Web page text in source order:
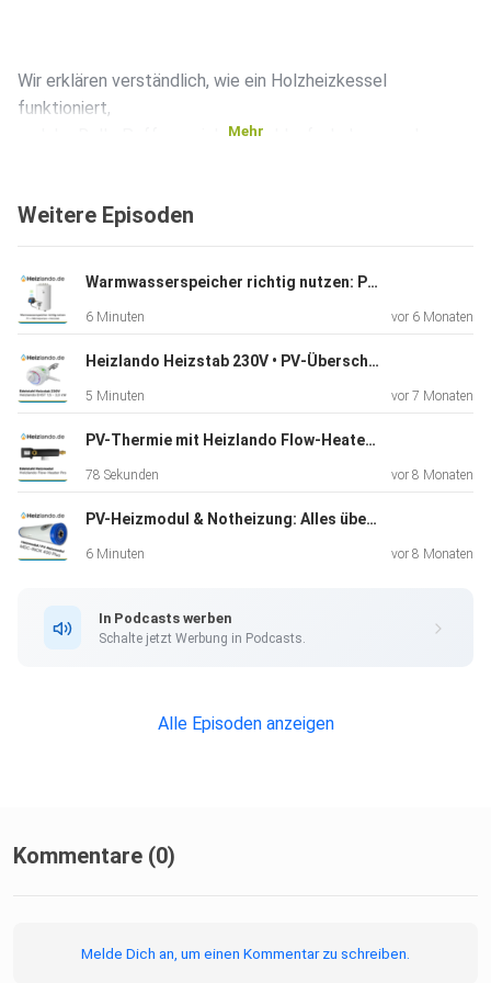
Wir erklären verständlich, wie ein Holzheizkessel
funktioniert,
welche Rolle Pufferspeicher, Rücklaufanhebung und
unbedingt
zeigen, für
wen sich ein Festbrennstoffkessel besonders lohnt.
#festbrennstoffkessel #holzheizung #heiztechnik
#erneuerbareenergie #heizungsmodernisierung
#mpmwoodplus #hausbau
Mehr
Weitere Episoden
Warmwasserspeicher richtig nutzen: PV, Wärmepumpe & Heizstab erklärt (100–180 Liter)
6 Minuten vor 6 Monaten
Heizlando Heizstab 230V • PV‑Überschuss clever nutzen, die wichtigsten Fakten!
5 Minuten vor 7 Monaten
PV-Thermie mit Heizlando Flow-Heater Pro
78 Sekunden vor 8 Monaten
PV-Heizmodul & Notheizung: Alles über das Heizlando MDC INOX 400 Plus
6 Minuten vor 8 Monaten
In Podcasts werben
Schalte jetzt Werbung in Podcasts.
Alle Episoden anzeigen
Kommentare (0)
Melde Dich an, um einen Kommentar zu schreiben.